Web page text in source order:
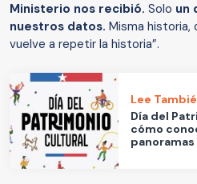
Ministerio nos recibió. Solo un
nuestros datos. Misma historia,
vuelve a repetir la historia”.
Lee
Día del
cómo